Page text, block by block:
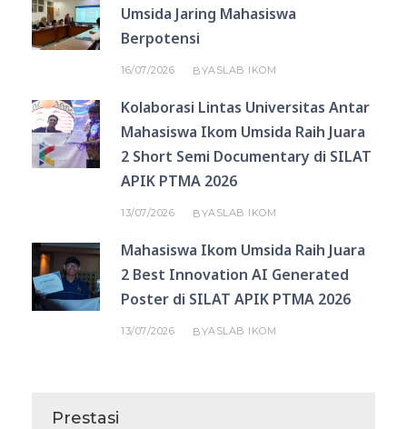
Umsida Jaring Mahasiswa
Berpotensi
16/07/2026 BYASLAB IKOM
Kolaborasi Lintas Universitas Antar
Mahasiswa Ikom Umsida Raih Juara
2 Short Semi Documentary di SILAT
APIK PTMA 2026
13/07/2026 BYASLAB IKOM
Mahasiswa Ikom Umsida Raih Juara
2 Best Innovation AI Generated
Poster di SILAT APIK PTMA 2026
13/07/2026 BYASLAB IKOM
Prestasi